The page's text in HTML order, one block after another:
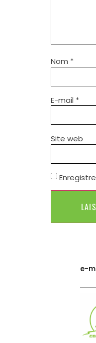
Nom *
E-mail *
Site web
e-